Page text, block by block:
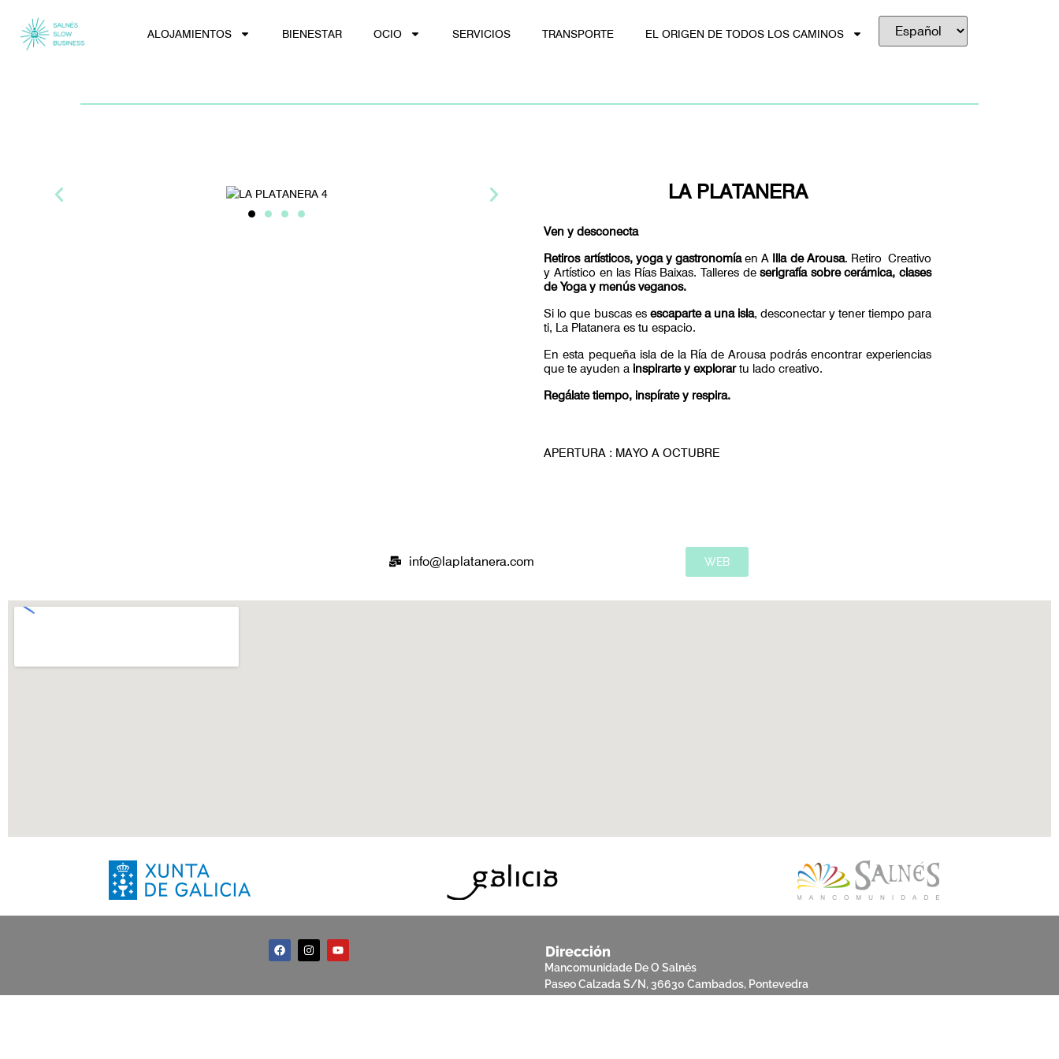
ALOJAMIENTOS BIENESTAR OCIO SERVICIOS TRANSPORTE EL ORIGEN DE TODOS LOS CAMINOS
LA PLATANERA
Ven y desconecta
Retiros artísticos, yoga y gastronomíaen A Illa de Arousa. Retiro Creativo
y Artístico en las Rías Baixas. Talleres deserigrafía sobre cerámica, clases
de Yoga y menús veganos.
Si lo que buscas es escaparte a una isla, desconectar y tener tiempo para
ti, La Platanera es tu espacio.
En esta pequeña isla de la Ría de Arousa podrás encontrar experiencias
que te ayuden a inspirarte y explorartu lado creativo.
Regálate tiempo, inspírate y respira.
APERTURA : MAYO A OCTUBRE
info@laplatanera.com WEB
Dirección
Mancomunidade De O Salnés
Paseo Calzada S/N, 36630 Cambados, Pontevedra